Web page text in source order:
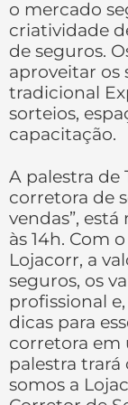
o mercado
criatividade
de seguros.
aproveitar os
tradicional
sorteios,
capacitação.
A palestra de
corretora de
vendas”,
às 14h. Com
Lojacorr, a
seguros, os
profissional
dicas para
corretora em
palestra trará
somos a